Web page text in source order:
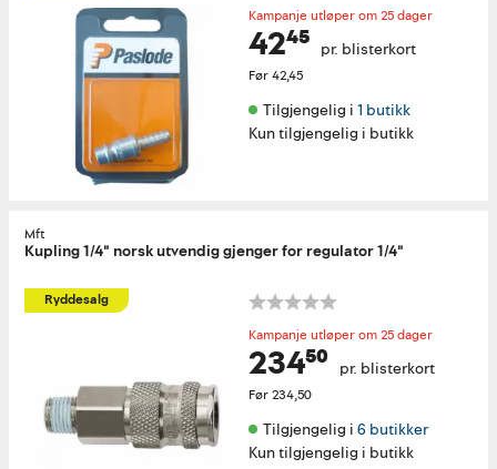
Kampanje utløper om 25 dager
42⁴⁵ pr. blisterkort
Før42,45
Tilgjengelig i 1 butikk
Kun tilgjengelig i butikk
Mft
Kupling 1/4" norsk utvendig gjenger for regulator 1/4"
Ryddesalg
Kampanje utløper om 25 dager
234⁵⁰ pr. blisterkort
Før234,50
Tilgjengelig i 6 butikker
Kun tilgjengelig i butikk